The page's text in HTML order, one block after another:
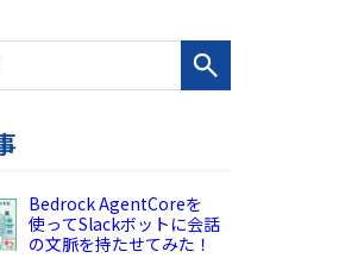
Bedrock AgentCoreを
使ってSlackボットに会話
の文脈を持たせてみた！